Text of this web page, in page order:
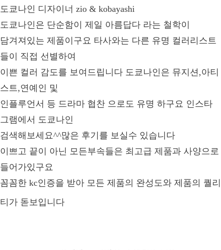
도쿄나인 디자이너 zio & kobayashi
도쿄나인은 단순함이 제일 아름답다 라는 철학이
담겨져있는 제품이구요 타사와는 다른 유명 컬러리스트
들이 직접 선별하여
이쁜 컬러 감도를 보여드립니다 도쿄나인은 뮤지션,아티
스트,연예인 및
인플루언서 등 드라마 협찬 으로도 유명 하구요 인스타
그램에서 도쿄나인
검색해보세요^^많은 후기를 보실수 있습니다
이쁘고 끝이 아닌 모든부속들은 최고급 제품과 사양으로
들어가있구요
꼼꼼한 kc인증을 받아 모든 제품의 완성도와 제품의 퀄리
티가 돋보입니다